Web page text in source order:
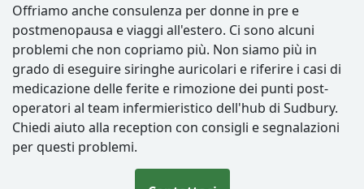
Offriamo anche consulenza per donne in pre e
postmenopausa e viaggi all'estero. Ci sono alcuni
problemi che non copriamo più. Non siamo più in
grado di eseguire siringhe auricolari e riferire i casi di
medicazione delle ferite e rimozione dei punti post-
operatori al team infermieristico dell'hub di Sudbury.
Chiedi aiuto alla reception con consigli e segnalazioni
per questi problemi.